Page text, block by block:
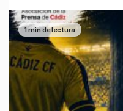
1 min de lectura